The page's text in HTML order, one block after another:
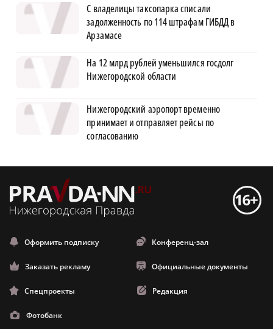
С владелицы таксопарка списали
задолженность по 114 штрафам ГИБДД в
Арзамасе
На 12 млрд рублей уменьшился госдолг
Нижегородской области
Нижегородский аэропорт временно
принимает и отправляет рейсы по
согласованию
Оформить подписку Конференц-зал
Заказать рекламу Официальные документы
Спецпроекты Редакция
Фотобанк